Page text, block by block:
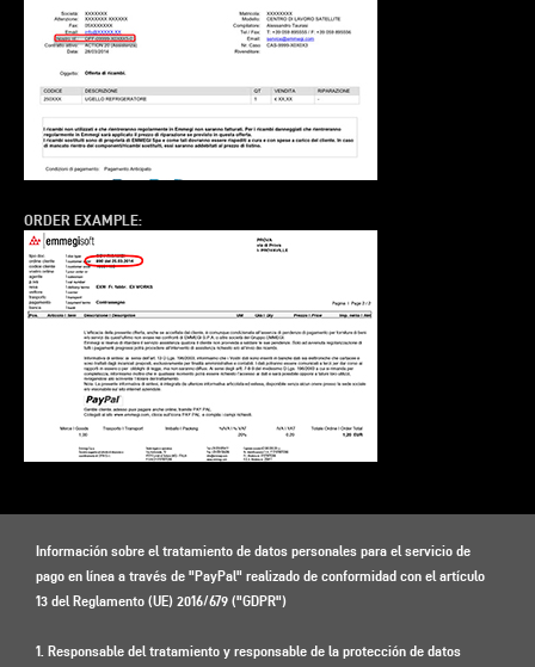
ORDER EXAMPLE:
Información sobre el tratamiento de datos personales para el servicio de
pago en línea a través de "PayPal" realizado de conformidad con el artículo
13 del Reglamento (UE) 2016/679 ("GDPR")
1. Responsable del tratamiento y responsable de la protección de datos